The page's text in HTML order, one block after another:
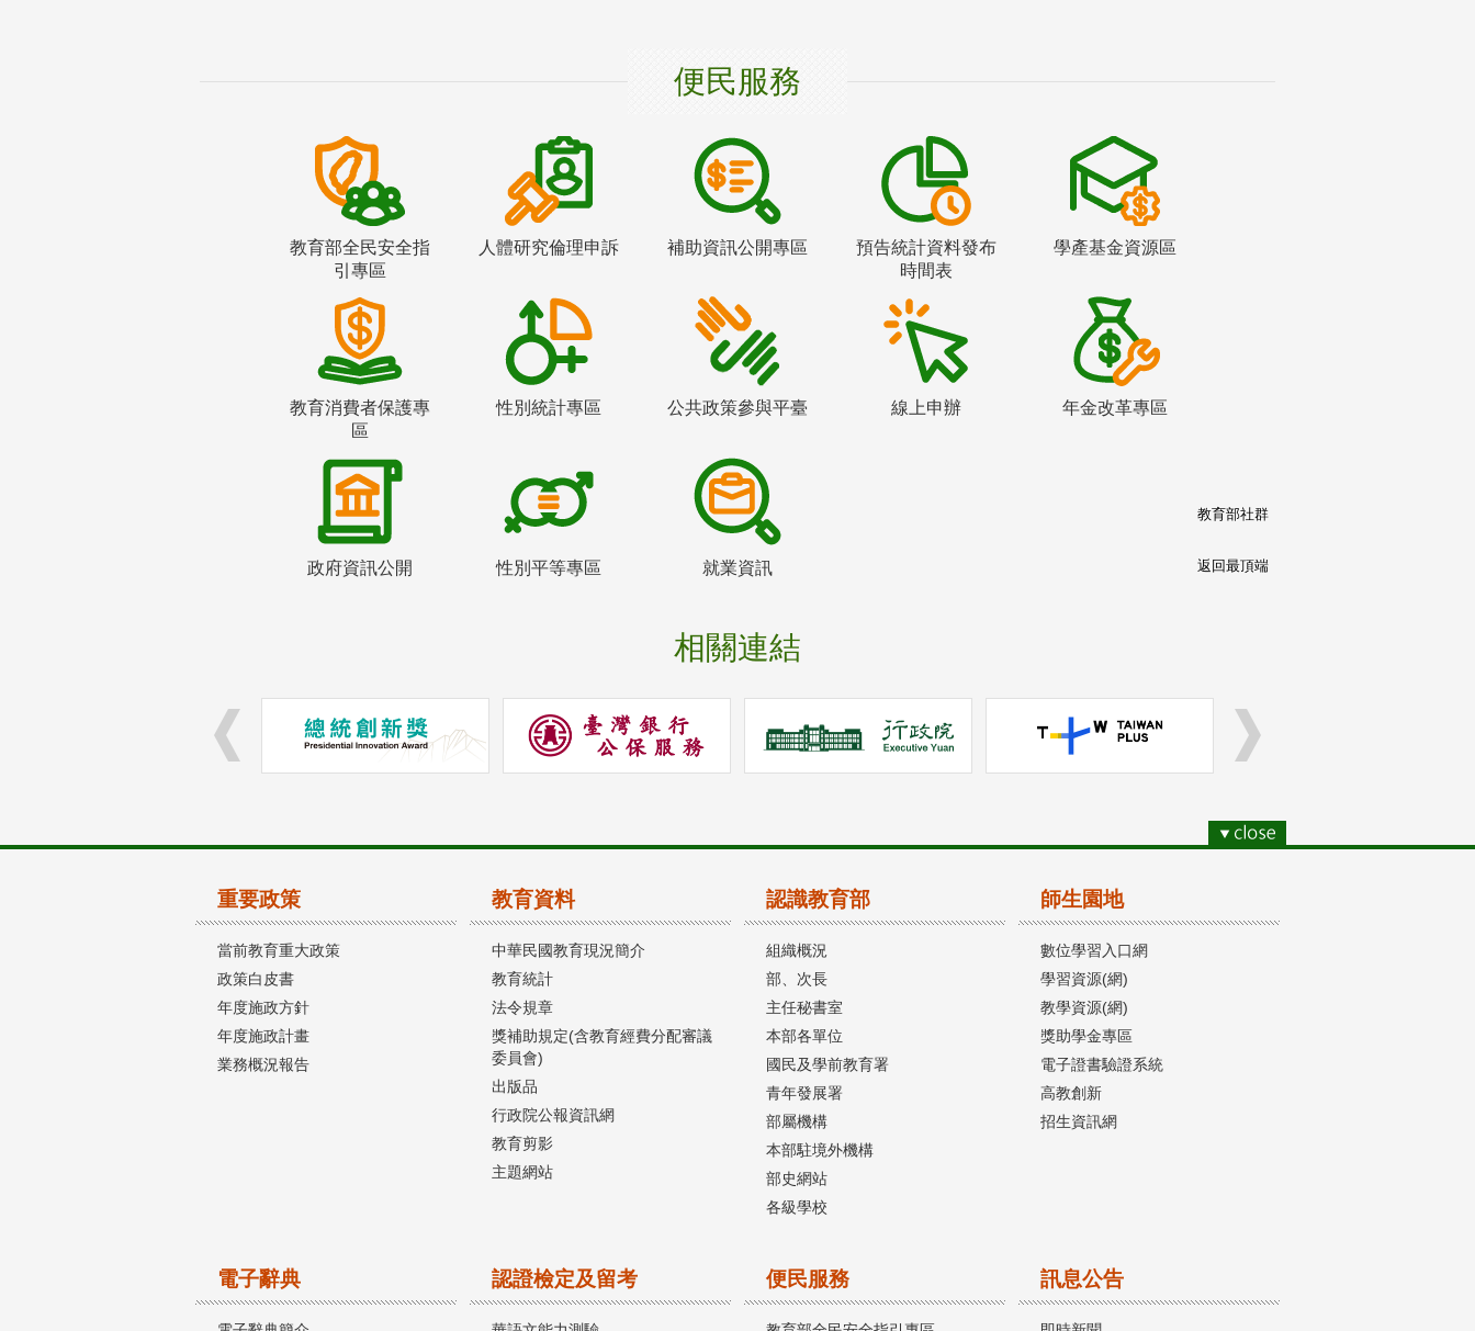
便民服務
教育部全民安全指
引專區
人體研究倫理申訴 補助資訊公開專區
預告統計資料發布
時間表
學產基金資源區
教育消費者保護專
區
性別統計專區 公共政策參與平臺 線上申辦 年金改革專區
政府資訊公開 性別平等專區 就業資訊
相關連結
教育部社群
返回最頂端
重要政策
當前教育重大政策
政策白皮書
年度施政方針
年度施政計畫
業務概況報告
教育資料
中華民國教育現況簡介
教育統計
法令規章
獎補助規定(含教育經費分配審議
委員會)
出版品
行政院公報資訊網
教育剪影
主題網站
認識教育部
組織概況
部、次長
主任秘書室
本部各單位
國民及學前教育署
青年發展署
部屬機構
本部駐境外機構
部史網站
各級學校
師生園地
數位學習入口網
學習資源(網)
教學資源(網)
獎助學金專區
電子證書驗證系統
高教創新
招生資訊網
電子辭典 認證檢定及留考 便民服務 訊息公告